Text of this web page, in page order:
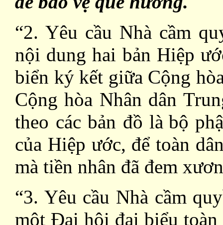
“2. Yêu cầu Nhà cầm
nội dung hai bản Hiệp
biển ký kết giữa Cộng
Cộng hòa Nhân dân
theo các bản đồ là bộ
của Hiệp ước, để toàn
mà tiền nhân đã đem
“3. Yêu cầu Nhà cầm
một Đại hội đại biểu toàn